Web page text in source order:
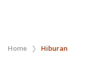
Home ❯ Hiburan